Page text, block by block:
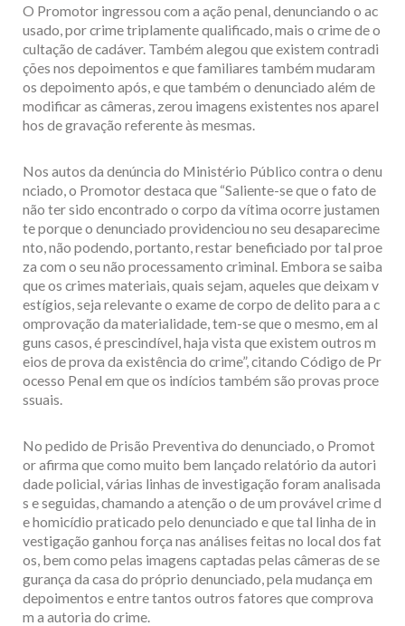
O Promotor ingressou com a ação penal, denunciando o ac
usado, por crime triplamente qualificado, mais o crime de o
cultação de cadáver. Também alegou que existem contradi
ções nos depoimentos e que familiares também mudaram
os depoimento após, e que também o denunciado além de
modificar as câmeras, zerou imagens existentes nos aparel
hos de gravação referente às mesmas.
Nos autos da denúncia do Ministério Público contra o denu
nciado, o Promotor destaca que “Saliente-se que o fato de
não ter sido encontrado o corpo da vítima ocorre justamen
te porque o denunciado providenciou no seu desaparecime
nto, não podendo, portanto, restar beneficiado por tal proe
za com o seu não processamento criminal. Embora se saiba
que os crimes materiais, quais sejam, aqueles que deixam v
estígios, seja relevante o exame de corpo de delito para a c
omprovação da materialidade, tem-se que o mesmo, em al
guns casos, é prescindível, haja vista que existem outros m
eios de prova da existência do crime”, citando Código de Pr
ocesso Penal em que os indícios também são provas proce
ssuais.
No pedido de Prisão Preventiva do denunciado, o Promot
or afirma que como muito bem lançado relatório da autori
dade policial, várias linhas de investigação foram analisada
s e seguidas, chamando a atenção o de um provável crime d
e homicídio praticado pelo denunciado e que tal linha de in
vestigação ganhou força nas análises feitas no local dos fat
os, bem como pelas imagens captadas pelas câmeras de se
gurança da casa do próprio denunciado, pela mudança em
depoimentos e entre tantos outros fatores que comprova
m a autoria do crime.